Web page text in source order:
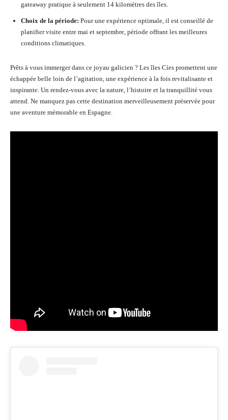
gateaway pratique à seulement 14 kilomètres des îles.
Choix de la période: Pour une expérience optimale, il est conseillé de
planifier visite entre mai et septembre, période offrant les meilleures
conditions climatiques.
Prêts à vous immerger dans ce joyau galicien ? Les îles Cíes promettent une
échappée belle loin de l’agitation, une expérience à la fois revitalisante et
inspirante. Un rendez-vous avec la nature, l’histoire et la tranquillité vous
attend. Ne manquez pas cette destination merveilleusement préservée pour
une aventure mémorable en Espagne.